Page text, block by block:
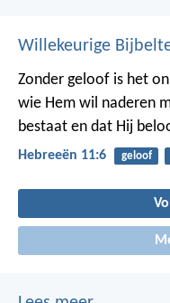
Willekeurige
Zonder geloof is het
wie Hem wil naderen
bestaat en dat Hij
Hebreeën 11:6 geloof